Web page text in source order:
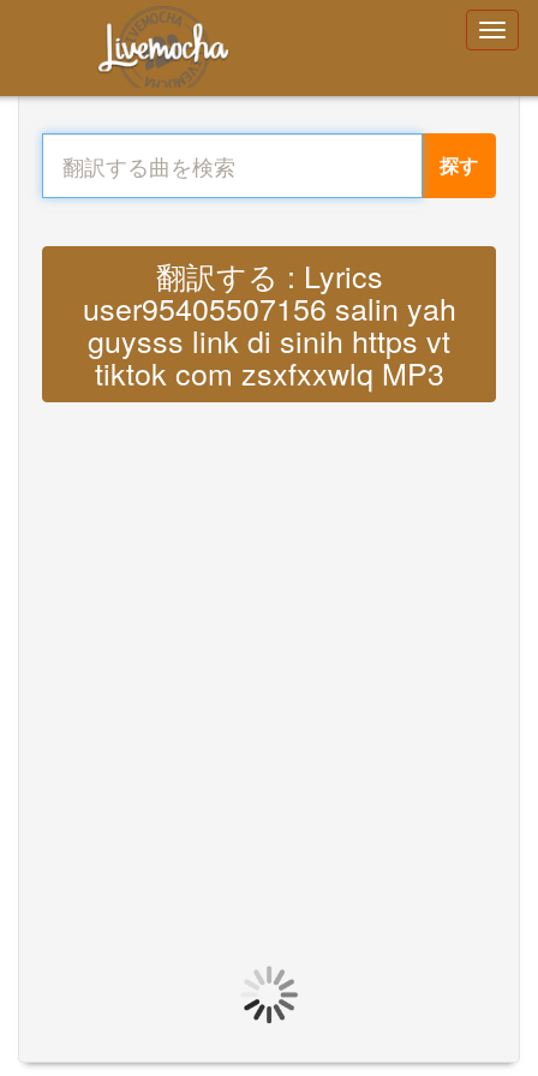
探す
翻訳する : Lyrics
user95405507156 salin yah
guysss link di sinih https vt
tiktok com zsxfxxwlq MP3